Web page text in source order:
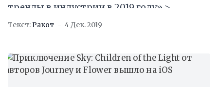
тренды в индустрии в 2019 году» >
«Приложения делают нашу жизнь удобнее
Текст:Ракот 4 Дек. 2019